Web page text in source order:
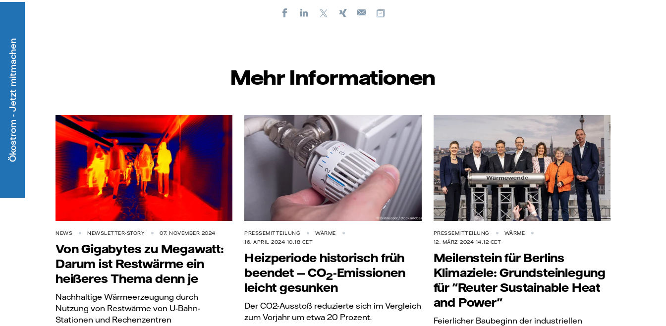
FacebookLinkedIn Xing
E-
Mehr Informationen
NEWS NEWSLETTER-STORY 07. NOVEMBER 2024
Von Gigabytes zu Megawatt:
Darum ist Restwärme ein
heißeres Thema denn je
Nachhaltige Wärmeerzeugung durch
Nutzung von Restwärme von U-Bahn-
Stationen und Rechenzentren
PRESSEMITTEILUNG
WÄRME
16. APRIL 2024 10:18 CET
Heizperiode historisch früh
beendet —CO2-Emissionen
leicht gesunken
Der CO2-Ausstoß reduzierte sich im Vergleich
zum Vorjahr um etwa 20 Prozent.
PRESSEMITTEILUNG
WÄRME
12. MÄRZ 2024 14:12 CET
Meilenstein für Berlins
Klimaziele: Grundsteinlegung
für "Reuter Sustainable Heat
and Power"
Feierlicher Baubeginn der industriellen
Ökostrom - Jetzt mitmachen